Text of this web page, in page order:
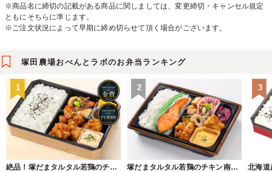
※商品名に締切の記載がある商品に関しましては、変更締切・キャンセル規定
ともにそちらに準じます。
※ご注文状況によって早期に締め切らせて頂く場合がございます。
塚田農場おべんとラボのお弁当ランキング
1
絶品！塚だまタルタル若鶏のチキン南蛮弁当
2
塚だまタルタル若鶏のチキン南蛮と塩鮭の幕ノ内弁当
3